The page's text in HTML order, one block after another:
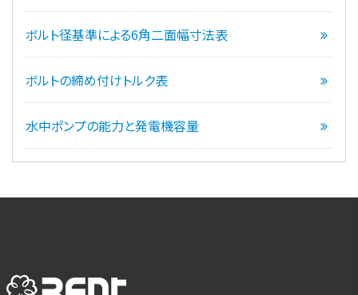
ボルト径基準による6角二面幅寸法表
ボルトの締め付けトルク表
水中ポンプの能力と発電機容量